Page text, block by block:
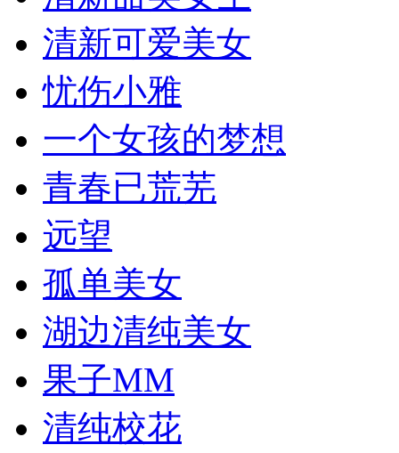
清新可爱美女
忧伤小雅
一个女孩的梦想
青春已荒芜
远望
孤单美女
湖边清纯美女
果子MM
清纯校花